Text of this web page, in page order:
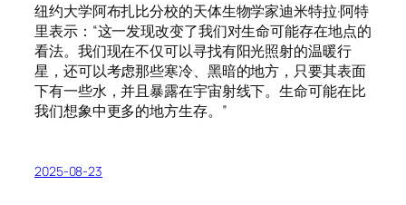
纽约大学阿布扎比分校的天体生物学家迪米特拉·阿特
里表示：“这一发现改变了我们对生命可能存在地点的
看法。我们现在不仅可以寻找有阳光照射的温暖行
星，还可以考虑那些寒冷、黑暗的地方，只要其表面
下有一些水，并且暴露在宇宙射线下。生命可能在比
我们想象中更多的地方生存。”
2025-08-23